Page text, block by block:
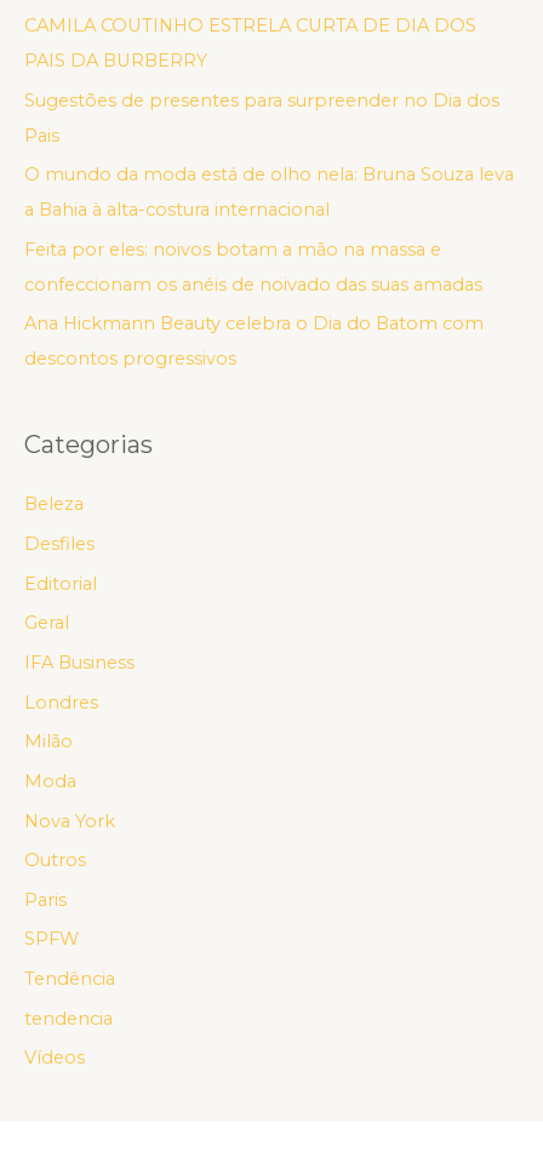
CAMILA COUTINHO ESTRELA CURTA DE DIA DOS
PAIS DA BURBERRY
Sugestões de presentes para surpreender no Dia dos
Pais
O mundo da moda está de olho nela: Bruna Souza leva
a Bahia à alta-costura internacional
Feita por eles: noivos botam a mão na massa e
confeccionam os anéis de noivado das suas amadas
Ana Hickmann Beauty celebra o Dia do Batom com
descontos progressivos
Categorias
Beleza
Desfiles
Editorial
Geral
IFA Business
Londres
Milão
Moda
Nova York
Outros
Paris
SPFW
Tendência
tendencia
Vídeos